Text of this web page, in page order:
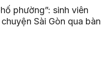
phường”: sinh viên
Sài Gòn qua bàn